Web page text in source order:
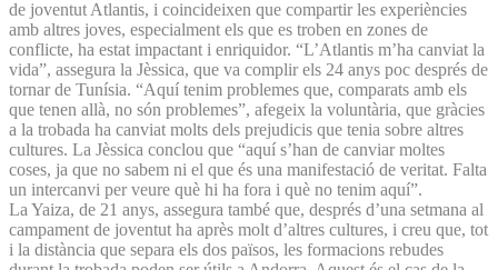
de joventut Atlantis, i coincideixen que compartir les experiències
amb altres joves, especialment els que es troben en zones de
conflicte, ha estat impactant i enriquidor. “L’Atlantis m’ha canviat la
vida”, assegura la Jèssica, que va complir els 24 anys poc després de
tornar de Tunísia. “Aquí tenim problemes que, comparats amb els
que tenen allà, no són problemes”, afegeix la voluntària, que gràcies
a la trobada ha canviat molts dels prejudicis que tenia sobre altres
cultures. La Jèssica conclou que “aquí s’han de canviar moltes
coses, ja que no sabem ni el que és una manifestació de veritat. Falta
un intercanvi per veure què hi ha fora i què no tenim aquí”.
La Yaiza, de 21 anys, assegura també que, després d’una setmana al
campament de joventut ha après molt d’altres cultures, i creu que, tot
i la distància que separa els dos països, les formacions rebudes